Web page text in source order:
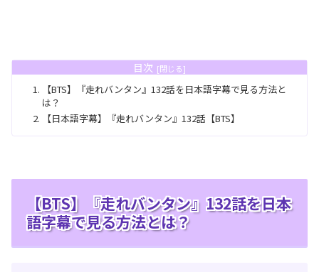
目次
【BTS】『走れバンタン』132話を日本語字幕で見る方法と
は？
【日本語字幕】『走れバンタン』132話【BTS】
【BTS】『走れバンタン』132話を日本
語字幕で見る方法とは？